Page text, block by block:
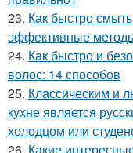
23. Как быстро
эффективные
24. Как быстро и
волос: 14 способов
25. Классическим и
кухне является
холодцом или
26. Какие